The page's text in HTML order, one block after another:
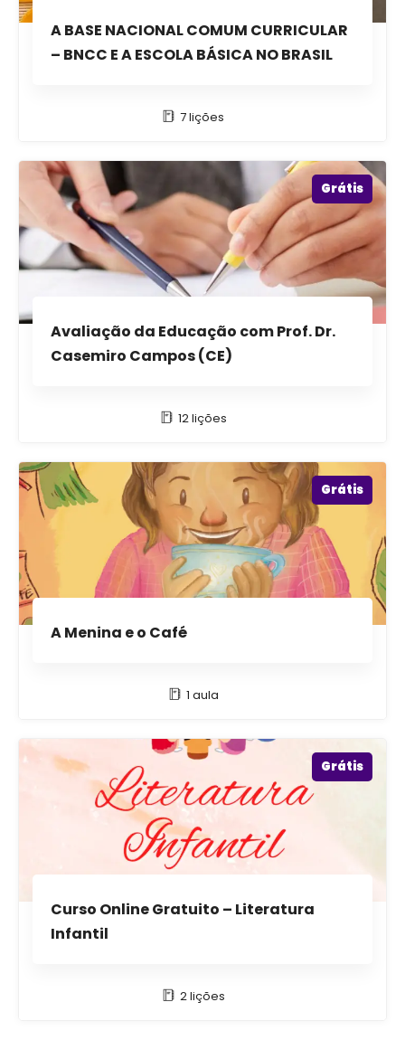
A BASE NACIONAL COMUM CURRICULAR
– BNCC E A ESCOLA BÁSICA NO BRASIL
7 lições
Grátis
Avaliação da Educação com Prof. Dr.
Casemiro Campos (CE)
12 lições
Grátis
A Menina e o Café
1 aula
Grátis
Curso Online Gratuito – Literatura
Infantil
2 lições